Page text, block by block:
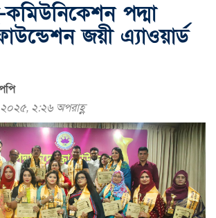
কমিউনিকেশন পদ্মা
জয়ী এ্যাওয়ার্ড
২:২৬ অপরাহ্ণ